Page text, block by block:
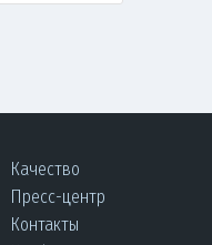
Качество
Пресс-центр
Контакты